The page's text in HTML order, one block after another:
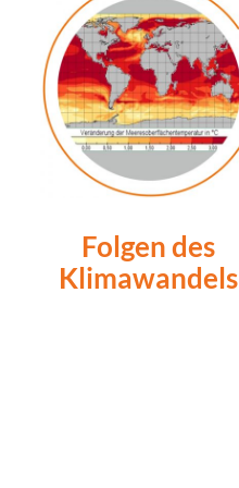
Folgen des
Klimawandels